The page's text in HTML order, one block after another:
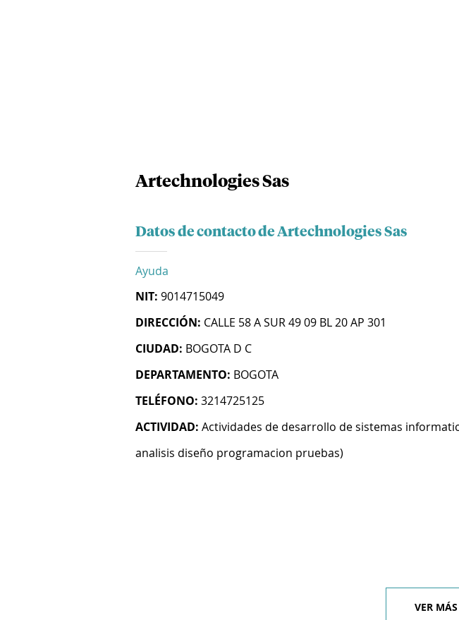
Artechnologies Sas
Datos de contacto de Artechnologies Sas
Ayuda
NIT: 9014715049
DIRECCIÓN: CALLE 58 A SUR 49 09 BL 20 AP 301
CIUDAD: BOGOTA D C
DEPARTAMENTO: BOGOTA
TELÉFONO: 3214725125
ACTIVIDAD: Actividades de desarrollo de sistemas
analisis diseño programacion pruebas)
VER